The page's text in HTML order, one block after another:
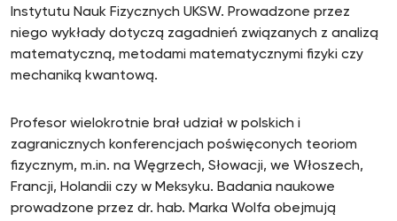
Instytutu Nauk Fizycznych UKSW. Prowadzone przez
niego wykłady dotyczą zagadnień związanych z analizą
matematyczną, metodami matematycznymi fizyki czy
mechaniką kwantową.
Profesor wielokrotnie brał udział w polskich i
zagranicznych konferencjach poświęconych teoriom
fizycznym, m.in. na Węgrzech, Słowacji, we Włoszech,
Francji, Holandii czy w Meksyku. Badania naukowe
prowadzone przez dr. hab. Marka Wolfa obejmują